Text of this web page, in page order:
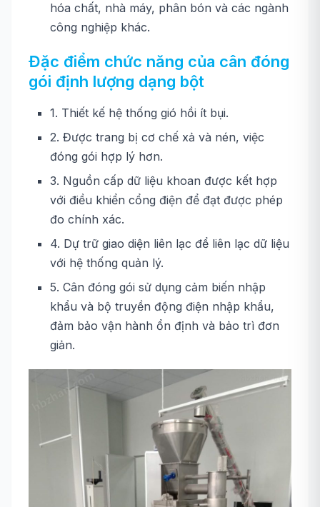
hóa chất, nhà máy, phân bón và các ngành
công nghiệp khác.
Đặc điểm chức năng của cân đóng
gói định lượng dạng bột
1. Thiết kế hệ thống gió hồi ít bụi.
2. Được trang bị cơ chế xả và nén, việc
đóng gói hợp lý hơn.
3. Nguồn cấp dữ liệu khoan được kết hợp
với điều khiển cổng điện để đạt được phép
đo chính xác.
4. Dự trữ giao diện liên lạc để liên lạc dữ liệu
với hệ thống quản lý.
5. Cân đóng gói sử dụng cảm biến nhập
khẩu và bộ truyền động điện nhập khẩu,
đảm bảo vận hành ổn định và bảo trì đơn
giản.